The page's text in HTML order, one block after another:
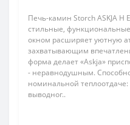
Печь-камин Storch ASKJA H
стильные,
окном расширяет уютную
захватывающим
форма делает «Askjа»
- неравнодушным.
номинальной
выводног..